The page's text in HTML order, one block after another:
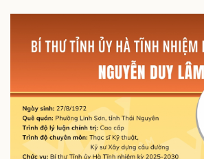
Bất động sản
Khởi nghiệp
Thị
Giá vàng
Tiêu dùng
Chứng
Giá cà